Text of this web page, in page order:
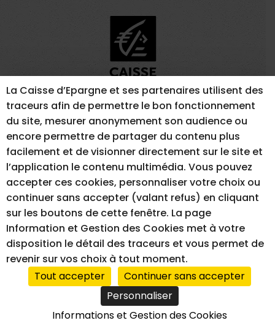
MENTIONS LÉGALES
GESTION DES COOKIES
ACCESSIBILITÉ – NON CONFORME
RÉALISATION DU SITE INTERNET
La Caisse d’Epargne et ses partenaires utilisent des
traceurs afin de permettre le bon fonctionnement
du site, mesurer anonymement son audience ou
encore permettre de partager du contenu plus
facilement et de visionner directement sur le site et
l’application le contenu multimédia. Vous pouvez
accepter ces cookies, personnaliser votre choix ou
continuer sans accepter (valant refus) en cliquant
sur les boutons de cette fenêtre. La page
Information et Gestion des Cookies met à votre
disposition le détail des traceurs et vous permet de
revenir sur vos choix à tout moment.
Tout accepter
Continuer sans accepter
Personnaliser
Informations et Gestion des Cookies